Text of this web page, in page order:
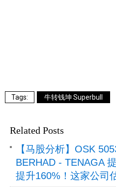
牛转钱坤 Superbull
Related Posts
【马股分析】OSK
BERHAD - TENAGA
提升160%！这家公司